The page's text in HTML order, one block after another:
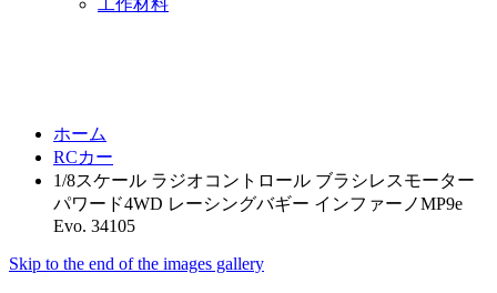
工作材料
ホーム
RCカー
1/8スケール ラジオコントロール ブラシレスモーター
パワード4WD レーシングバギー インファーノMP9e
Evo. 34105
Skip to the end of the images gallery